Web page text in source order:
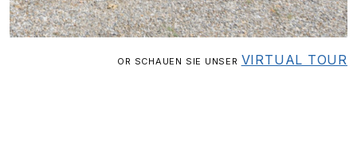
OR SCHAUEN SIE UNSER VIRTUAL TOUR